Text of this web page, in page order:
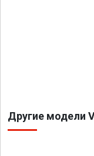
Другие модели